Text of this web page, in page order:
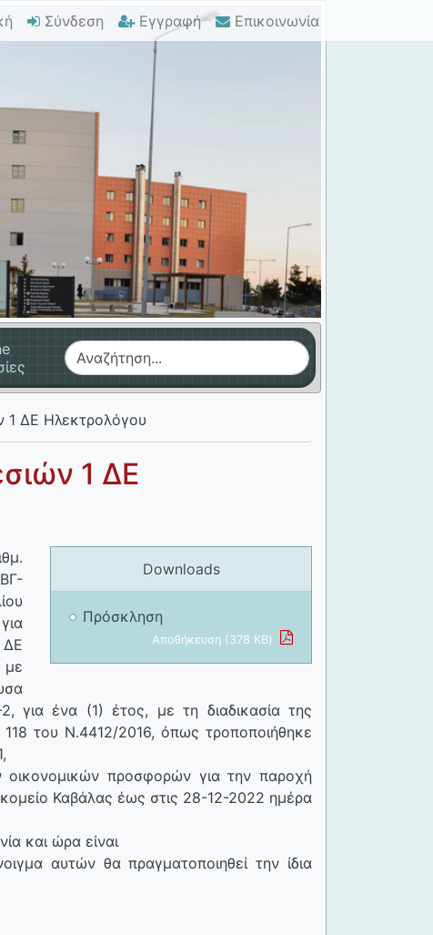
Σύνδεση Εγγραφή Επικοινωνία
1 ΔΕ Ηλεκτρολόγου
1 ΔΕ
Downloads
Πρόσκληση
Αποθήκευση (378 KB)
για ένα (1) έτος, με τη διαδικασία της
του Ν.4412/2016, όπως τροποποιήθηκε
οικονομικών προσφορών για την παροχή
Καβάλας έως στις 28-12-2022 ημέρα
και ώρα είναι
αυτών θα πραγματοποιηθεί την ίδια